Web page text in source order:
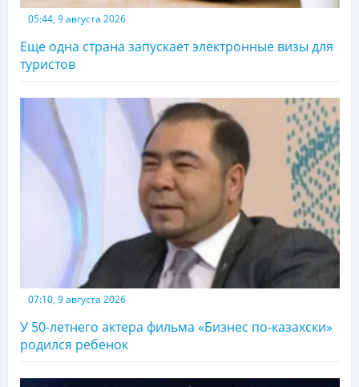
05:44, 9 августа 2026
Еще одна страна запускает электронные визы для
туристов
07:10, 9 августа 2026
У 50-летнего актера фильма «Бизнес по-казахски»
родился ребенок